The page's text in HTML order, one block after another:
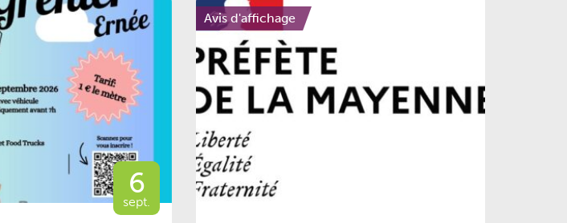
6
sept.
Avis d'affichage